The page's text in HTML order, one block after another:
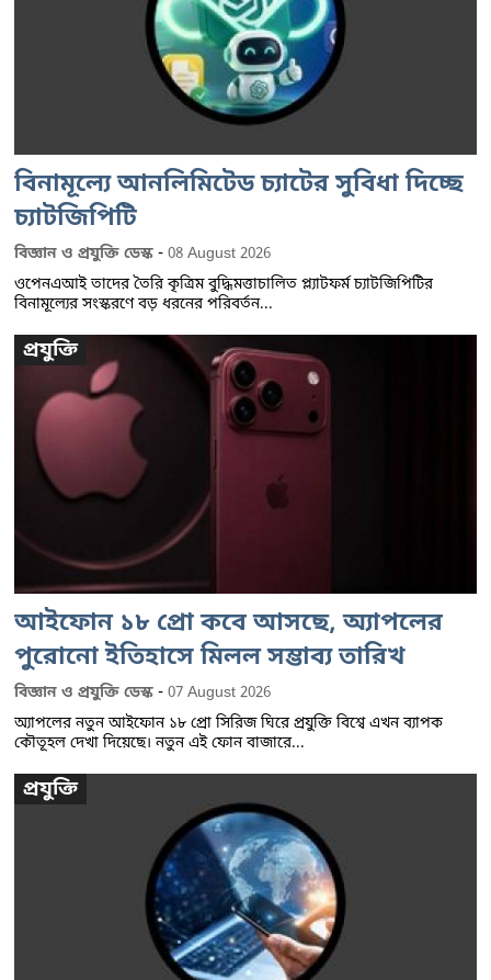
বিনামূল্যে আনলিমিটেড চ্যাটের সুবিধা দিচ্ছে
চ্যাটজিপিটি
বিজ্ঞান ও প্রযুক্তি ডেস্ক - 08 August 2026
ওপেনএআই তাদের তৈরি কৃত্রিম বুদ্ধিমত্তাচালিত প্ল্যাটফর্ম চ্যাটজিপিটির
বিনামূল্যের সংস্করণে বড় ধরনের পরিবর্তন...
প্রযুক্তি
আইফোন ১৮ প্রো কবে আসছে, অ্যাপলের
পুরোনো ইতিহাসে মিলল সম্ভাব্য তারিখ
বিজ্ঞান ও প্রযুক্তি ডেস্ক - 07 August 2026
অ্যাপলের নতুন আইফোন ১৮ প্রো সিরিজ ঘিরে প্রযুক্তি বিশ্বে এখন ব্যাপক
কৌতূহল দেখা দিয়েছে। নতুন এই ফোন বাজারে...
প্রযুক্তি